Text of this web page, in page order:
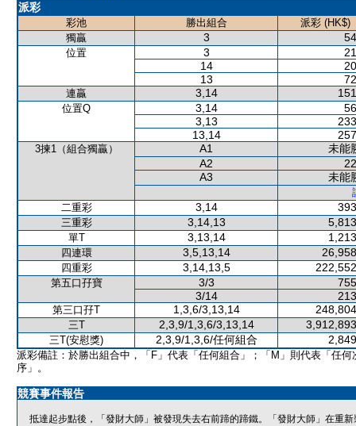
派彩
彩池 勝出組合
派彩 (HK$)
獨贏
3
位置 3
14
13
連贏 3,14
位置Q 3,14
3,13
13,14
3揀1（組合獨贏） A1
未能
A2
A3
未能
二重彩
3,14
三重彩 3,14,13
單T 3,13,14
四連環 3,5,13,14
四重彩 3,14,13,5
第五口孖寶 3/3
3/14
第三口孖T 1,3,6/3,13,14
三T 2,3,9/1,3,6/3,13,14
三T(安慰獎) 2,3,9/1,3,6/任何組合
派彩備註：於勝出組合中，「F」代表「任何組合」；「M」則代表「任何
序」。
競賽事件報告
抵達起步點後，「發財大師」被發現失去右前蹄的蹄鐵。「發財大師」在重